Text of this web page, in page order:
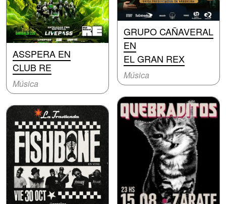
ASSPERA EN
CLUB RE
Música
GRUPO CAÑAVERAL
EN
EL GRAN REX
Música